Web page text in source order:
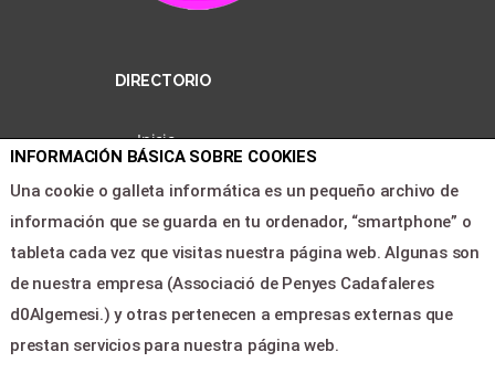
DIRECTORIO
Inicio
INFORMACIÓN BÁSICA SOBRE COOKIES
Una cookie o galleta informática es un pequeño archivo de
información que se guarda en tu ordenador, “smartphone” o
tableta cada vez que visitas nuestra página web. Algunas son
de nuestra empresa (Associació de Penyes Cadafaleres
d0Algemesi.) y otras pertenecen a empresas externas que
prestan servicios para nuestra página web.